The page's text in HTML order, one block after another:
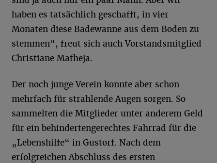
haben es tatsächlich geschafft, in vier
Monaten diese Badewanne aus dem Boden zu
stemmen“, freut sich auch Vorstandsmitglied
Christiane Matheja.
Der noch junge Verein konnte aber schon
mehrfach für strahlende Augen sorgen. So
sammelten die Mitglieder unter anderem Geld
für ein behindertengerechtes Fahrrad für die
„Lebenshilfe“ in Gustorf. Nach dem
erfolgreichen Abschluss des ersten